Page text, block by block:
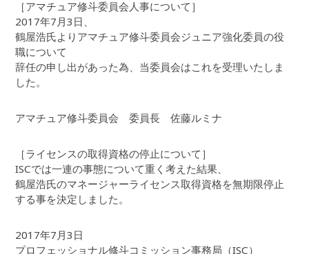
［アマチュア修斗委員会人事について］
2017年7月3日、
鶴屋浩氏よりアマチュア修斗委員会ジュニア強化委員の役
職について
辞任の申し出があった為、当委員会はこれを受理いたしま
した。
アマチュア修斗委員会 委員長 佐藤ルミナ
［ライセンスの取得資格の停止について］
ISCでは一連の事態について重く考えた結果、
鶴屋浩氏のマネージャーライセンス取得資格を無期限停止
する事を決定しました。
2017年7月3日
プロフェッショナル修斗コミッション事務局（ISC）